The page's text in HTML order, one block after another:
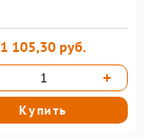
1 105,30 руб.
Купить